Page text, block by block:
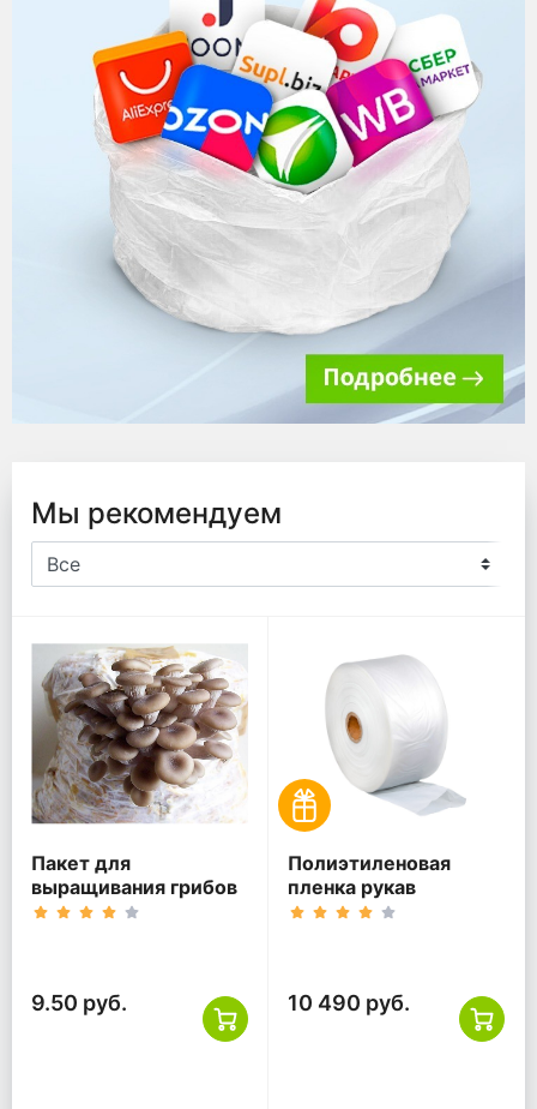
Мы рекомендуем
Пакет для
выращивания грибов
9.50 руб.
Полиэтиленовая
пленка рукав
10 490 руб.